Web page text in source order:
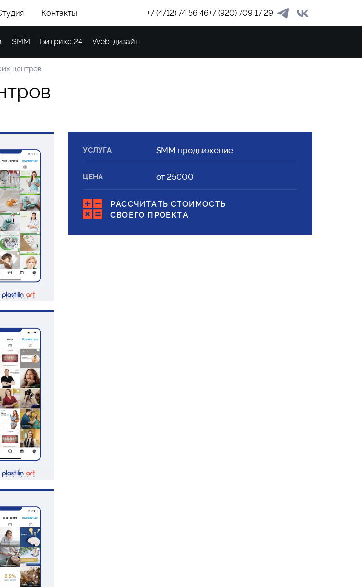
Контакты +7 (4712) 74 56 46+7 (920) 709 17 29
SMM Битрикс 24 Web-дизайн
центров
тров
УСЛУГА SMM продвижение
ЦЕНА от 25000
РАССЧИТАТЬ СТОИМОСТЬ
СВОЕГО ПРОЕКТА